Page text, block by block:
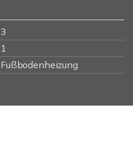
3
1
Fußbodenheizung